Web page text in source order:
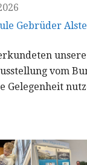
Gebrüder
vom
Gelegenheit